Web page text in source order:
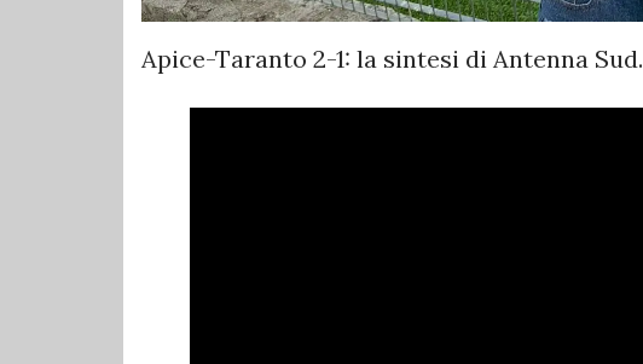
Apice-Taranto 2-1: la sintesi di Antenna Sud.